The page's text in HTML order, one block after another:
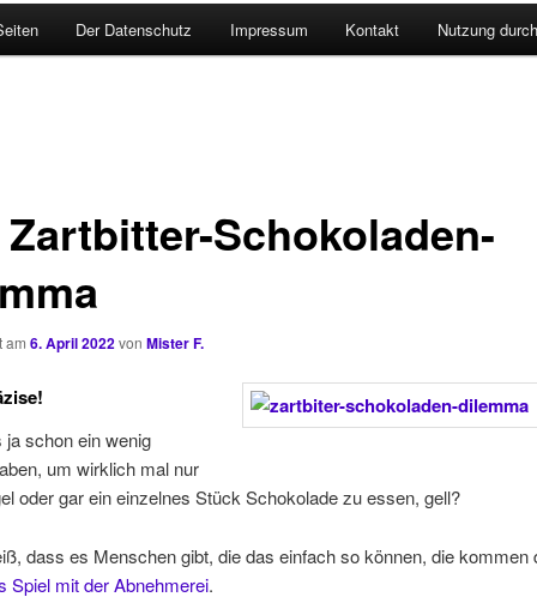
Der Datenschutz Impressum Kontakt Nutzung
Zartbitter-Schokoladen-
am 6. April 2022von Mister F.
schon ein wenig
um wirklich mal nur
oder gar ein einzelnes Stück Schokolade zu essen, gell?
dass es Menschen gibt, die das einfach so können, die kommen
Spiel mit der Abnehmerei.